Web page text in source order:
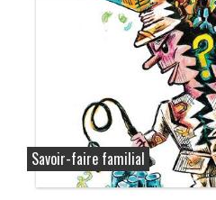
Savoir-faire familial